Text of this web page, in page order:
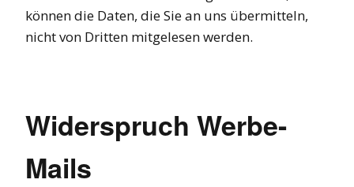
können die Daten, die Sie an uns übermitteln,
nicht von Dritten mitgelesen werden.
Widerspruch Werbe-
Mails